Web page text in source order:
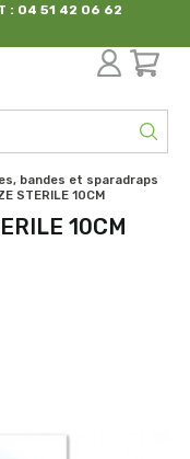
: 04 51 42 06 62
bandes et sparadraps
STERILE 10CM
10CM